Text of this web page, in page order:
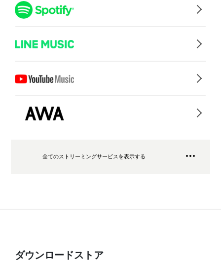
全てのストリーミングサービスを表示する
ダウンロードストア